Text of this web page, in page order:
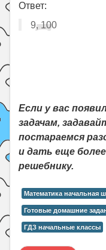
Ответ:
9, 100
Если у вас
задачам,
постараемся
и дать еще
решебнику.
Математика начальная
Готовые домашние
ГДЗ начальные классы